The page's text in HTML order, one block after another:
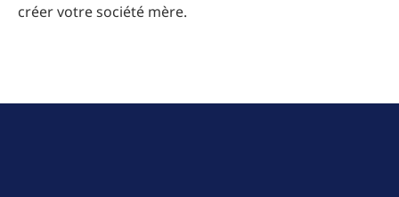
créer votre société mère.